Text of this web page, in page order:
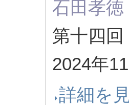
石田孝徳
第十四
2024年
詳細を